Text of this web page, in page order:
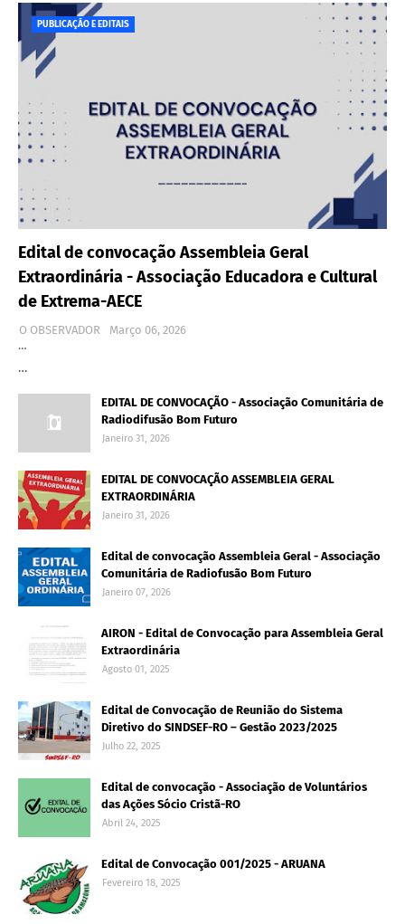
PUBLICAÇÃO E EDITAIS
Edital de convocação Assembleia Geral
Extraordinária - Associação Educadora e Cultural
de Extrema-AECE
O OBSERVADOR
Março 06, 2026
…
…
EDITAL DE CONVOCAÇÃO - Associação Comunitária de
Radiodifusão Bom Futuro
Janeiro 31, 2026
EDITAL DE CONVOCAÇÃO ASSEMBLEIA GERAL
EXTRAORDINÁRIA
Janeiro 31, 2026
Edital de convocação Assembleia Geral - Associação
Comunitária de Radiofusão Bom Futuro
Janeiro 07, 2026
AIRON - Edital de Convocação para Assembleia Geral
Extraordinária
Agosto 01, 2025
Edital de Convocação de Reunião do Sistema
Diretivo do SINDSEF-RO – Gestão 2023/2025
Julho 22, 2025
Edital de convocação - Associação de Voluntários
das Ações Sócio Cristã-RO
Abril 24, 2025
Edital de Convocação 001/2025 - ARUANA
Fevereiro 18, 2025